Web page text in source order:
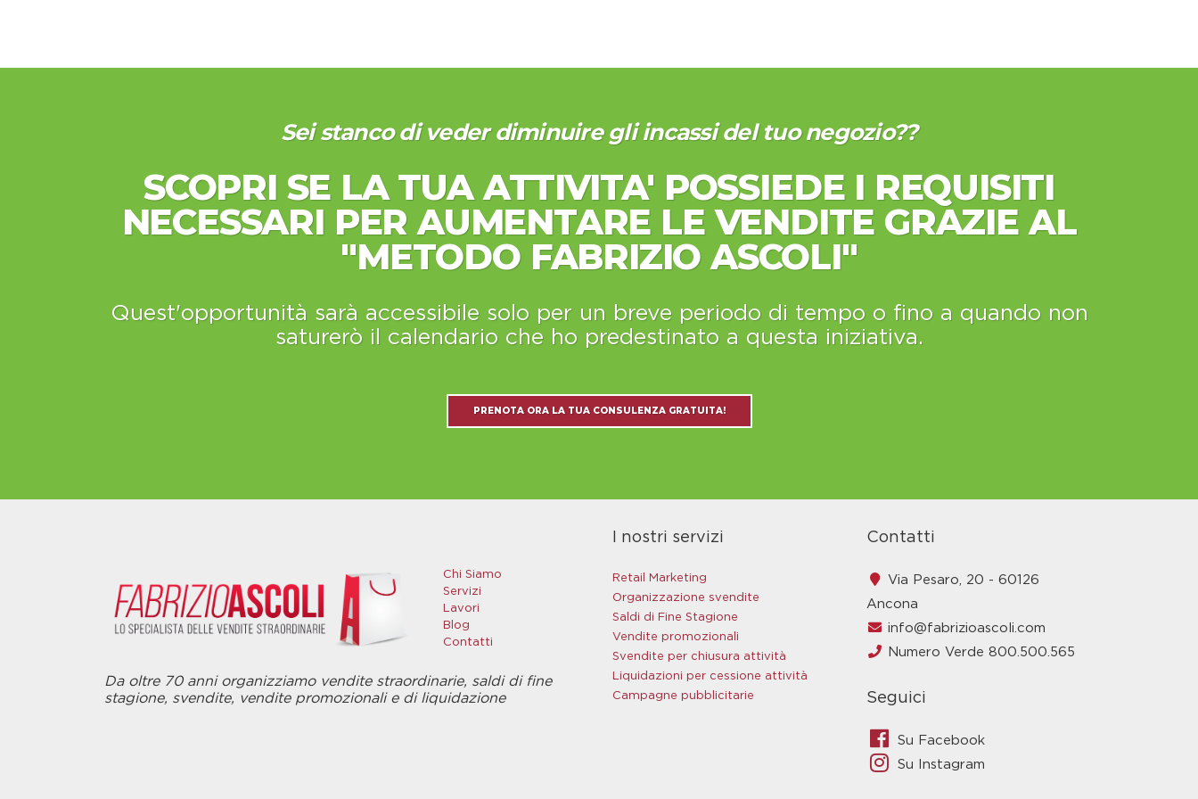
Sei stanco di veder diminuire gli incassi del tuo negozio??
SCOPRI SE LA TUA ATTIVITA' POSSIEDE I REQUISITI
NECESSARI PER AUMENTARE LE VENDITE GRAZIE AL
"METODO FABRIZIO ASCOLI"
Quest'opportunità sarà accessibile solo per un breve periodo di tempo o fino a quando non
saturerò il calendario che ho predestinato a questa iniziativa.
PRENOTA ORA LA TUA CONSULENZA GRATUITA!
Chi Siamo
Servizi
Lavori
Blog
Contatti
Da oltre 70 anni organizziamo vendite straordinarie, saldi di fine
stagione, svendite, vendite promozionali e di liquidazione
I nostri servizi
Retail Marketing
Organizzazione svendite
Saldi di Fine Stagione
Vendite promozionali
Svendite per chiusura attività
Liquidazioni per cessione attività
Campagne pubblicitarie
Contatti
Via Pesaro, 20 - 60126
Ancona
info@fabrizioascoli.com
Numero Verde 800.500.565
Seguici
Su Facebook
Su Instagram